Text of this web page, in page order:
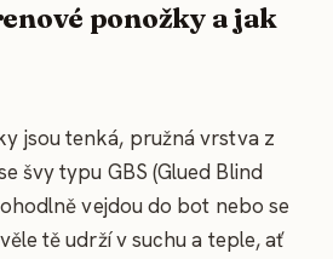
ponožky a jak
jsou tenká, pružná vrstva z
švy typu GBS (Glued Blind
vejdou do bot nebo se
tě udrží v suchu a teple, ať